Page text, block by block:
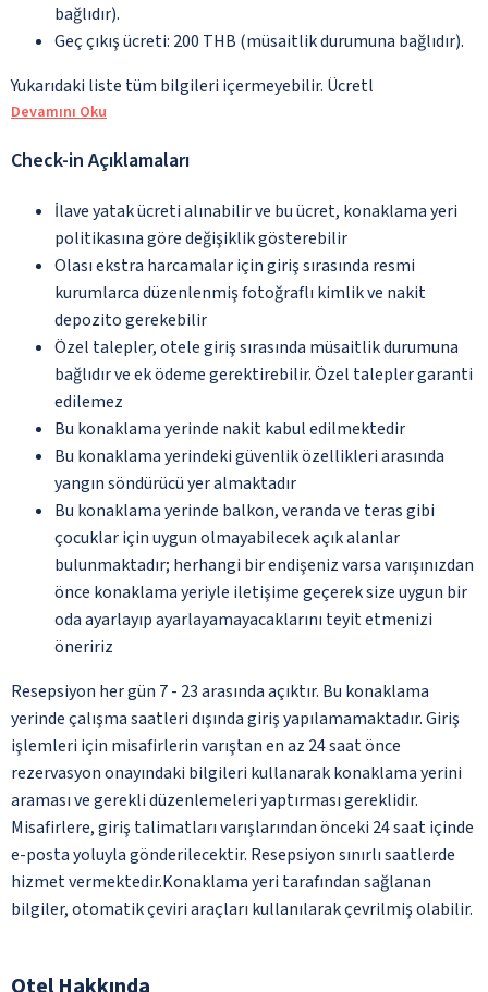
bağlıdır).
Geç çıkış ücreti: 200 THB (müsaitlik durumuna bağlıdır).
Yukarıdaki liste tüm bilgileri içermeyebilir. Ücretl
Devamını Oku
Check-in Açıklamaları
İlave yatak ücreti alınabilir ve bu ücret, konaklama yeri
politikasına göre değişiklik gösterebilir
Olası ekstra harcamalar için giriş sırasında resmi
kurumlarca düzenlenmiş fotoğraflı kimlik ve nakit
depozito gerekebilir
Özel talepler, otele giriş sırasında müsaitlik durumuna
bağlıdır ve ek ödeme gerektirebilir. Özel talepler garanti
edilemez
Bu konaklama yerinde nakit kabul edilmektedir
Bu konaklama yerindeki güvenlik özellikleri arasında
yangın söndürücü yer almaktadır
Bu konaklama yerinde balkon, veranda ve teras gibi
çocuklar için uygun olmayabilecek açık alanlar
bulunmaktadır; herhangi bir endişeniz varsa varışınızdan
önce konaklama yeriyle iletişime geçerek size uygun bir
oda ayarlayıp ayarlayamayacaklarını teyit etmenizi
öneririz
Resepsiyon her gün 7 - 23 arasında açıktır. Bu konaklama
yerinde çalışma saatleri dışında giriş yapılamamaktadır. Giriş
işlemleri için misafirlerin varıştan en az 24 saat önce
rezervasyon onayındaki bilgileri kullanarak konaklama yerini
araması ve gerekli düzenlemeleri yaptırması gereklidir.
Misafirlere, giriş talimatları varışlarından önceki 24 saat içinde
e-posta yoluyla gönderilecektir. Resepsiyon sınırlı saatlerde
hizmet vermektedir.Konaklama yeri tarafından sağlanan
bilgiler, otomatik çeviri araçları kullanılarak çevrilmiş olabilir.